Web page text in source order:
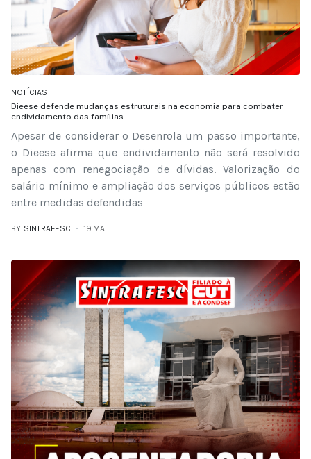
NOTÍCIAS
Dieese defende mudanças estruturais na economia para combater
endividamento das famílias
Apesar de considerar o Desenrola um passo importante,
o Dieese afirma que endividamento não será resolvido
apenas com renegociação de dívidas. Valorização do
salário mínimo e ampliação dos serviços públicos estão
entre medidas defendidas
BY SINTRAFESC 19.MAI